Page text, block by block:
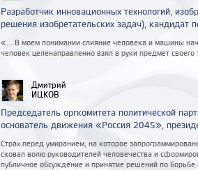
Разработчик инновационных технологий,
решения изобретательских задач), кандидат
«...В моем понимании слияние человека и машины
человек целенаправленно взял в руки предмет своего
Дмитрий
ИЦКОВ
Председатель оргкомитета политической
основатель движения «Россия 2045»,
Страх перед умиранием, на которое
сковал волю руководителей человечества и
публичное обсуждение и принятие решений по борьбе